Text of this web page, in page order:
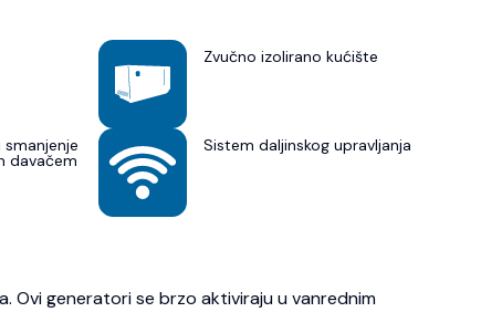
Zvučno izolirano kućište
davačem
Sistem daljinskog upravljanja
Ovi generatori se brzo aktiviraju u vanrednim